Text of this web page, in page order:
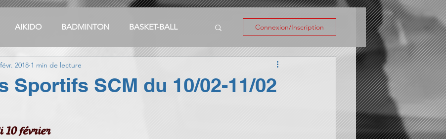
AIKIDO BADMINTON BASKET-BALL
GYM & JAZZ
Connexion/Inscription
Sportifs SCM du 10/02-11/02
2018 1 min de lecture
10 février